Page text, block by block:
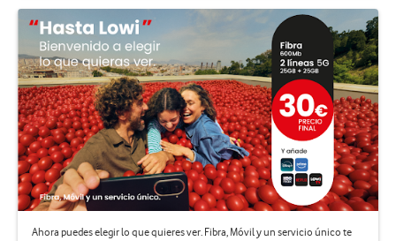
Ahora puedes elegir lo que quieres ver. Fibra, Móvil y un servicio único te